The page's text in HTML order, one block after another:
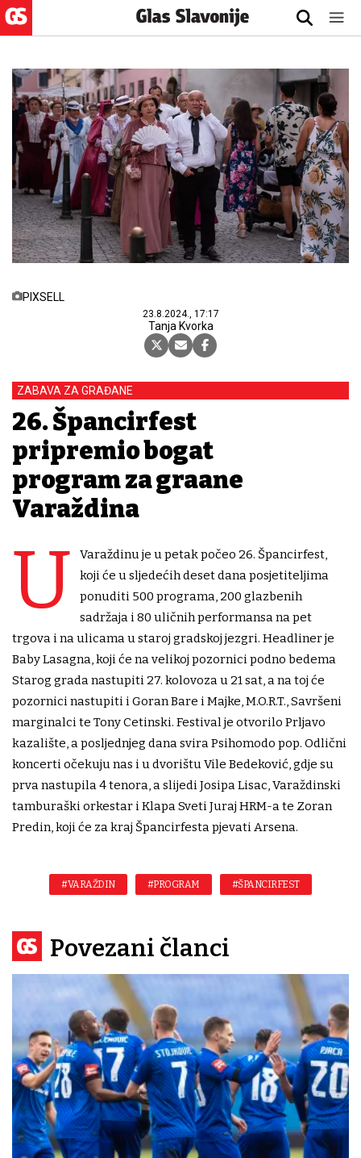
PIXSELL
23.8.2024., 17:17
Tanja Kvorka
ZABAVA ZA GRAĐANE
26. Špancirfest
pripremio bogat
program za građane
Varaždina
U
Varaždinu je u petak počeo 26. Špancirfest,
koji će u sljedećih deset dana posjetiteljima
ponuditi 500 programa, 200 glazbenih
sadržaja i 80 uličnih performansa na pet
trgova i na ulicama u staroj gradskoj jezgri. Headliner je
Baby Lasagna, koji će na velikoj pozornici podno bedema
Starog grada nastupiti 27. kolovoza u 21 sat, a na toj će
pozornici nastupiti i Goran Bare i Majke, M.O.R.T., Savršeni
marginalci te Tony Cetinski. Festival je otvorilo Prljavo
kazalište, a posljednjeg dana svira Psihomodo pop. Odlični
koncerti očekuju nas i u dvorištu Vile Bedeković, gdje su
prva nastupila 4 tenora, a slijedi Josipa Lisac, Varaždinski
tamburaški orkestar i Klapa Sveti Juraj HRM-a te Zoran
Predin, koji će za kraj Špancirfesta pjevati Arsena.
#VARAŽDIN #PROGRAM #ŠPANCIRFEST
Povezani članci